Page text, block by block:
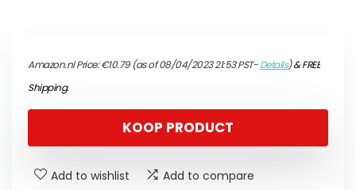
Amazon.nl Price:€10.79(as of 08/04/2023 21:53 PST-Details)&FREE
Shipping.
KOOP PRODUCT
Add to wishlist Add to compare